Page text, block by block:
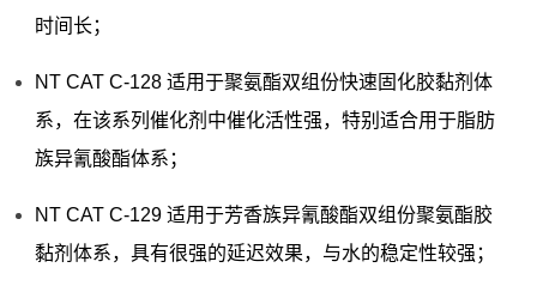
时间长；
NT CAT C-128 适用于聚氨酯双组份快速固化胶黏剂体
系，在该系列催化剂中催化活性强，特别适合用于脂肪
族异氰酸酯体系；
NT CAT C-129 适用于芳香族异氰酸酯双组份聚氨酯胶
黏剂体系，具有很强的延迟效果，与水的稳定性较强；